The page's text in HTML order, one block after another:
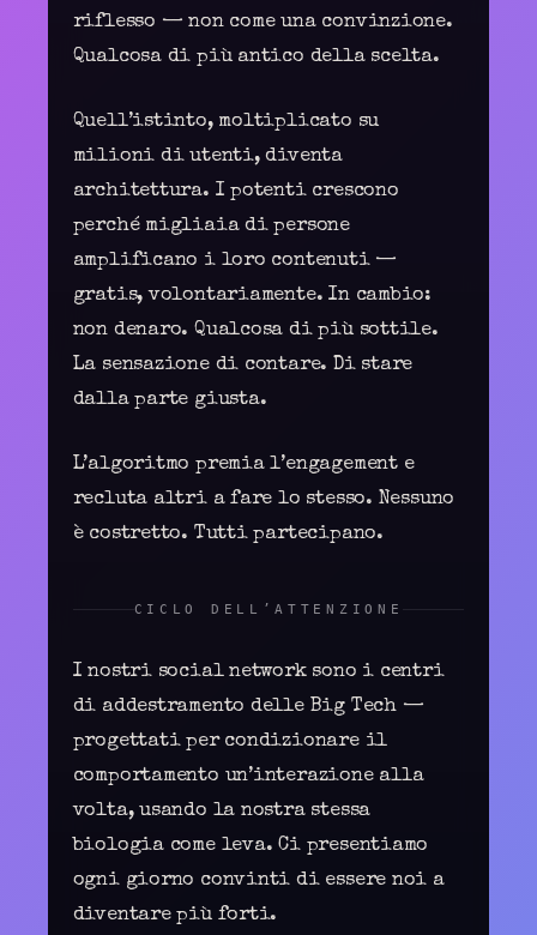
riflesso — non come una convinzione.
Qualcosa di più antico della scelta.
Quell’istinto, moltiplicato su
milioni di utenti, diventa
architettura. I potenti crescono
perché migliaia di persone
amplificano i loro contenuti —
gratis, volontariamente. In cambio:
non denaro. Qualcosa di più sottile.
La sensazione di contare. Di stare
dalla parte giusta.
L’algoritmo premia l’engagement e
recluta altri a fare lo stesso. Nessuno
è costretto. Tutti partecipano.
CICLO DELL’ATTENZIONE
I nostri social network sono i centri
di addestramento delle Big Tech —
progettati per condizionare il
comportamento un’interazione alla
volta, usando la nostra stessa
biologia come leva. Ci presentiamo
ogni giorno convinti di essere noi a
diventare più forti.